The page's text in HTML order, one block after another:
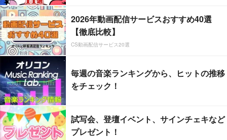
2026年動画配信サービスおすすめ40選
【徹底比較】
CS動画配信サービス20選
毎週の音楽ランキングから、ヒットの推移
をチェック！
試写会、登壇イベント、サインチェキなど
プレゼント！